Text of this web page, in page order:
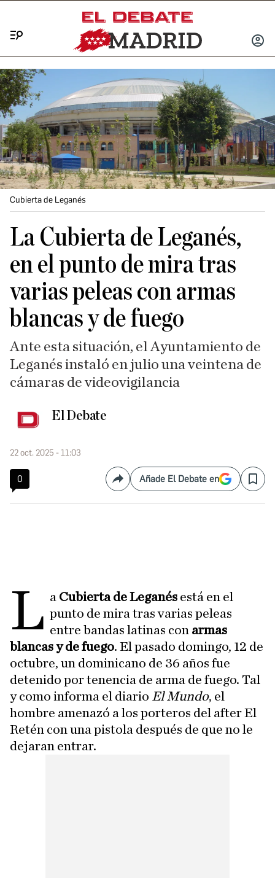
INICIAR
Cubierta de Leganés
La Cubierta de Leganés,
en el punto de mira tras
varias peleas con armas
blancas y de fuego
Ante esta situación, el Ayuntamiento de
Leganés instaló en julio una veintena de
cámaras de videovigilancia
El Debate
22 oct. 2025 - 11:03
0 CompartirAñade El Debate en Save
L a Cubierta de Leganés está en el
punto de mira tras varias peleas
entre bandas latinas con armas
blancas y de fuego. El pasado domingo, 12 de
octubre, un dominicano de 36 años fue
detenido por tenencia de arma de fuego. Tal
y como informa el diario El Mundo, el
hombre amenazó a los porteros del after El
Retén con una pistola después de que no le
dejaran entrar.